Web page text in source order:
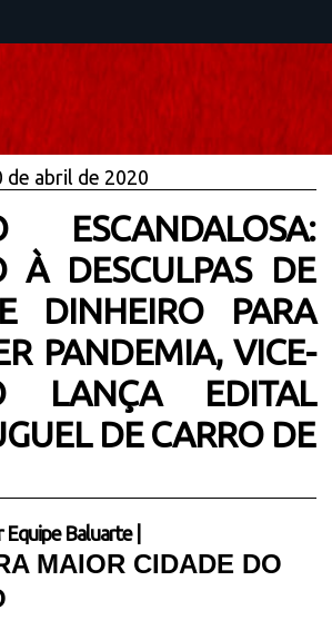
de abril de 2020
ESCANDALOSA:
À DESCULPAS DE
DINHEIRO PARA
PANDEMIA, VICE-
LANÇA EDITAL
DE CARRO DE
Equipe Baluarte
MAIOR CIDADE DO